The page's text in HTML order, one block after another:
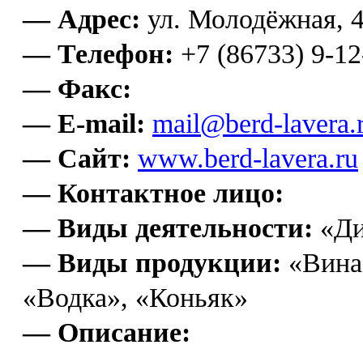
— Адрес: ул. Молодёжная,
— Телефон: +7 (86733) 9-
— Факс:
— E-mail: mail@berd-
— Сайт: www.berd-lavera.ru
— Контактное лицо:
— Виды деятельности:
— Виды продукции:
«Водка», «Коньяк»
— Описание: